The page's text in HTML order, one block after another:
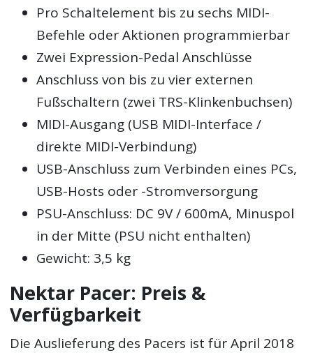
Pro Schaltelement bis zu sechs MIDI-
Befehle oder Aktionen programmierbar
Zwei Expression-Pedal Anschlüsse
Anschluss von bis zu vier externen
Fußschaltern (zwei TRS-Klinkenbuchsen)
MIDI-Ausgang (USB MIDI-Interface /
direkte MIDI-Verbindung)
USB-Anschluss zum Verbinden eines PCs,
USB-Hosts oder -Stromversorgung
PSU-Anschluss: DC 9V / 600mA, Minuspol
in der Mitte (PSU nicht enthalten)
Gewicht: 3,5 kg
Nektar Pacer: Preis &
Verfügbarkeit
Die Auslieferung des Pacers ist für April 2018